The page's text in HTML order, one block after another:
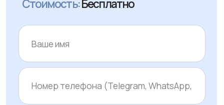
+7 (495) 766-92-67
Таиланд, 111/5 Moo.6, Ratsada
Phuket Province
Москва, г. Зеленоград,
ул. Юности, д.8